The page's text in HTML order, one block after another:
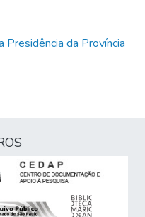
da Província